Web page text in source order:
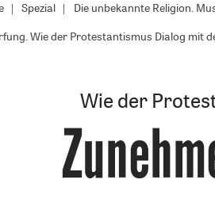
Spezial Die unbekannte Religion.
Wie der Protestantismus Dialog mit
Wie der